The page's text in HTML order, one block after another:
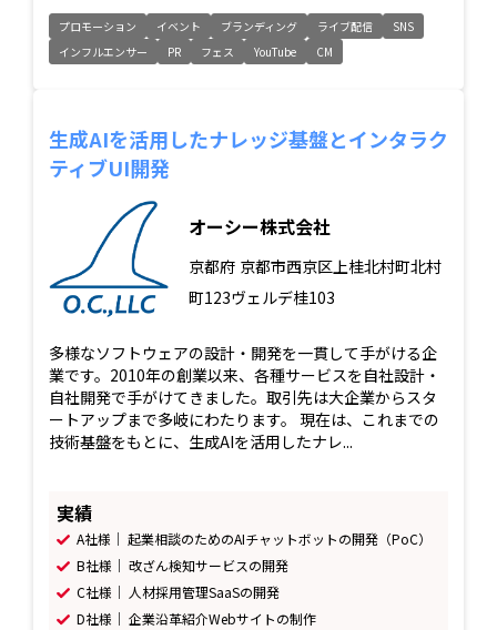
プロモーション イベント ブランディング ライブ配信
SNS
インフルエンサー
PR フェス YouTube CM
生成AIを活用したナレッジ基盤とインタラク
ティブUI開発
オーシー株式会社
京都府 京都市西京区上桂北村町北村
町123ヴェルデ桂103
多様なソフトウェアの設計・開発を一貫して手がける企
業です。2010年の創業以来、各種サービスを自社設計・
自社開発で手がけてきました。取引先は大企業からスタ
ートアップまで多岐にわたります。 現在は、これまでの
技術基盤をもとに、生成AIを活用したナレ...
実績
A社様｜ 起業相談のためのAIチャットボットの開発（PoC）
B社様｜ 改ざん検知サービスの開発
C社様｜ 人材採用管理SaaSの開発
D社様｜ 企業沿革紹介Webサイトの制作